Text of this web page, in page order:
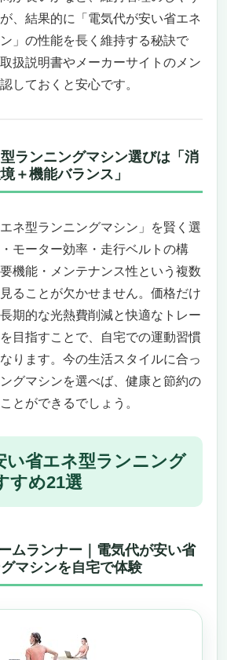
はオススメ、逆にこういう人には
と静音性を両立した最新モデル
＆多彩な使い方ができる万能性
能とアプリ連携でモチベーション
おすすめ、こんな人には向かない
リック）ランニングマシン
を習慣化しやすい「省エネ設計」
連動」
撃吸収性・安全性へのこだわり
設計・収納のしやすさ・使い始め
におすすめ？逆に微妙な人は？
軽さ・省エネ・静音で運動習慣を
バーウィング）ランニングパッド
い省エネ型ランニングマシンを探
音で家族や近所への配慮も◎
意識したおすすめ・非おすすめポ
・操作性・安全性も充実
安い省エネ型ランニングマシン」な
、結果的に「電気代が安い省エネ
」の性能を長く維持する秘訣で
扱説明書やメーカーサイトのメン
しておくと安心です。
ランニングマシン選びは「消
＋機能バランス」
ネ型ランニングマシン」を賢く選
モーター効率・走行ベルトの構
機能・メンテナンス性という複数
ることが欠かせません。価格だけ
期的な光熱費削減と快適なトレー
目指すことで、自宅での運動習慣
ります。今の生活スタイルに合っ
グマシンを選べば、健康と節約の
とができるでしょう。
い省エネ型ランニング
すめ21選
ムランナー｜電気代が安い省
マシンを自宅で体験